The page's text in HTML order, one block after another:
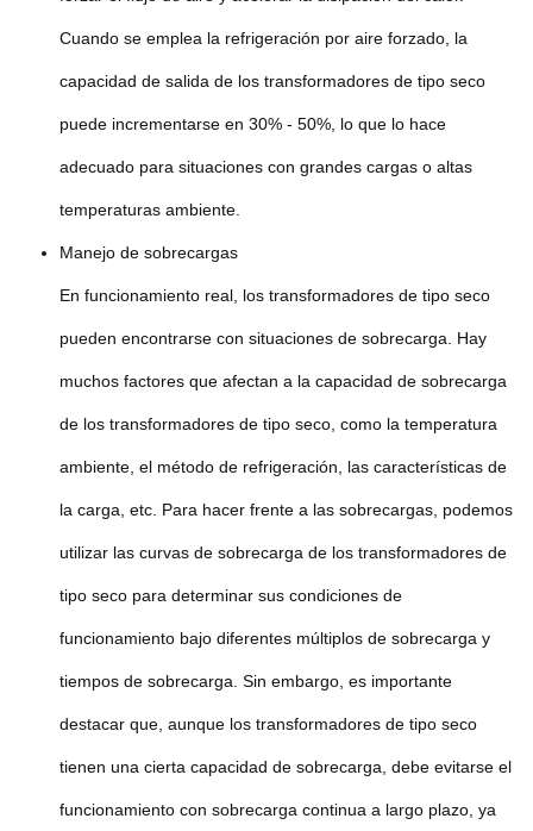
Cuando se emplea la refrigeración por aire forzado, la
capacidad de salida de los transformadores de tipo seco
puede incrementarse en 30% - 50%, lo que lo hace
adecuado para situaciones con grandes cargas o altas
temperaturas ambiente.
Manejo de sobrecargas
En funcionamiento real, los transformadores de tipo seco
pueden encontrarse con situaciones de sobrecarga. Hay
muchos factores que afectan a la capacidad de sobrecarga
de los transformadores de tipo seco, como la temperatura
ambiente, el método de refrigeración, las características de
la carga, etc. Para hacer frente a las sobrecargas, podemos
utilizar las curvas de sobrecarga de los transformadores de
tipo seco para determinar sus condiciones de
funcionamiento bajo diferentes múltiplos de sobrecarga y
tiempos de sobrecarga. Sin embargo, es importante
destacar que, aunque los transformadores de tipo seco
tienen una cierta capacidad de sobrecarga, debe evitarse el
funcionamiento con sobrecarga continua a largo plazo, ya